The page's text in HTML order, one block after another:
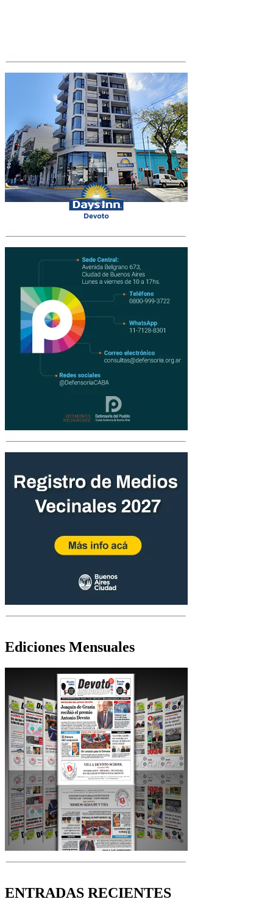
Ediciones Mensuales
ENTRADAS RECIENTES